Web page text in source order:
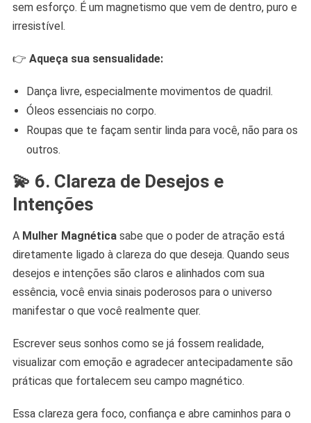
sem esforço. É um magnetismo que vem de dentro, puro e
irresistível.
👉 Aqueça sua sensualidade:
Dança livre, especialmente movimentos de quadril.
Óleos essenciais no corpo.
Roupas que te façam sentir linda para você, não para os
outros.
💫 6. Clareza de Desejos e
Intenções
A Mulher Magnéticasabe que o poder de atração está
diretamente ligado à clareza do que deseja. Quando seus
desejos e intenções são claros e alinhados com sua
essência, você envia sinais poderosos para o universo
manifestar o que você realmente quer.
Escrever seus sonhos como se já fossem realidade,
visualizar com emoção e agradecer antecipadamente são
práticas que fortalecem seu campo magnético.
Essa clareza gera foco, confiança e abre caminhos para o